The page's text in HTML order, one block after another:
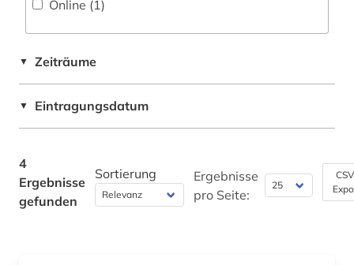
Pädagogik (0)
Philosophie (0)
Politologie (0)
Psychologie (0)
Online (1)
▼ Zeiträume
▼ Eintragungsdatum
4
Ergebnisse
gefunden
Sortierung
Ergebnisse
pro Seite: